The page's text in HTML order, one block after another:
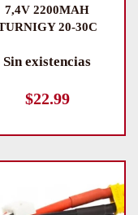
7,4V 2200MAH
20-30C
Sin existencias
$22.99